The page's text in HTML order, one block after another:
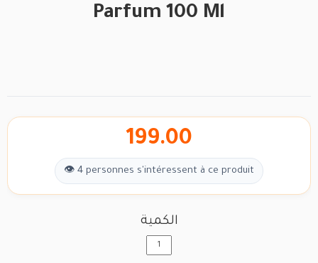
Parfum 100 Ml
199.00
👁 4 personnes s'intéressent à ce produit
الكمية